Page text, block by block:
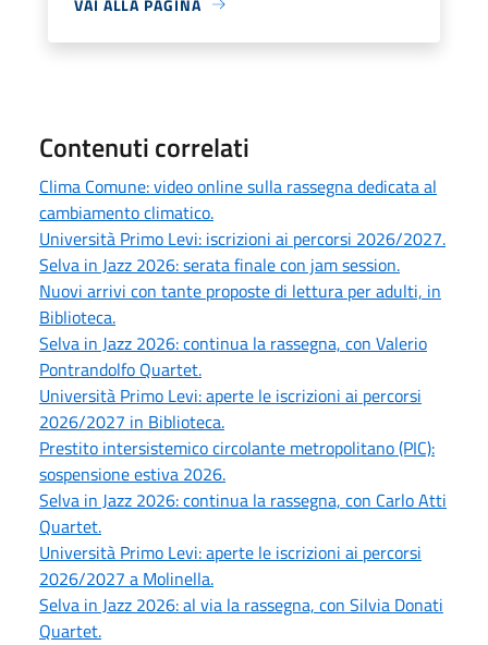
Contenuti correlati
Clima Comune: video online sulla rassegna dedicata al
cambiamento climatico.
Università Primo Levi: iscrizioni ai percorsi 2026/2027.
Selva in Jazz 2026: serata finale con jam session.
Nuovi arrivi con tante proposte di lettura per adulti, in
Biblioteca.
Selva in Jazz 2026: continua la rassegna, con Valerio
Pontrandolfo Quartet.
Università Primo Levi: aperte le iscrizioni ai percorsi
2026/2027 in Biblioteca.
Prestito intersistemico circolante metropolitano (PIC):
sospensione estiva 2026.
Selva in Jazz 2026: continua la rassegna, con Carlo Atti
Quartet.
Università Primo Levi: aperte le iscrizioni ai percorsi
2026/2027 a Molinella.
Selva in Jazz 2026: al via la rassegna, con Silvia Donati
Quartet.